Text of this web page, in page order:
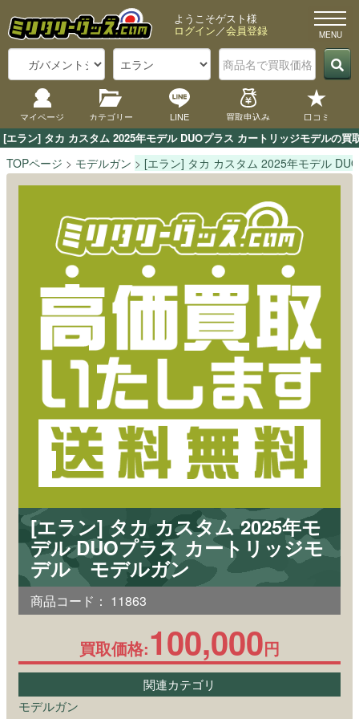
[エラン] タカ カスタム 2025年モデル DUOプラス カートリッジモデルの
ようこそゲスト様
ログイン／会員登録
マイページ カテゴリー LINE 買取申込み 口コミ
TOPページ モデルガン [エラン] タカ カスタム 2025年モデル
[エラン] タカ カスタム 2025年モ
デル DUOプラス カートリッジモ
デル モデルガン
商品コード： 11863
買取価格:100,000円
関連カテゴリ
モデルガン